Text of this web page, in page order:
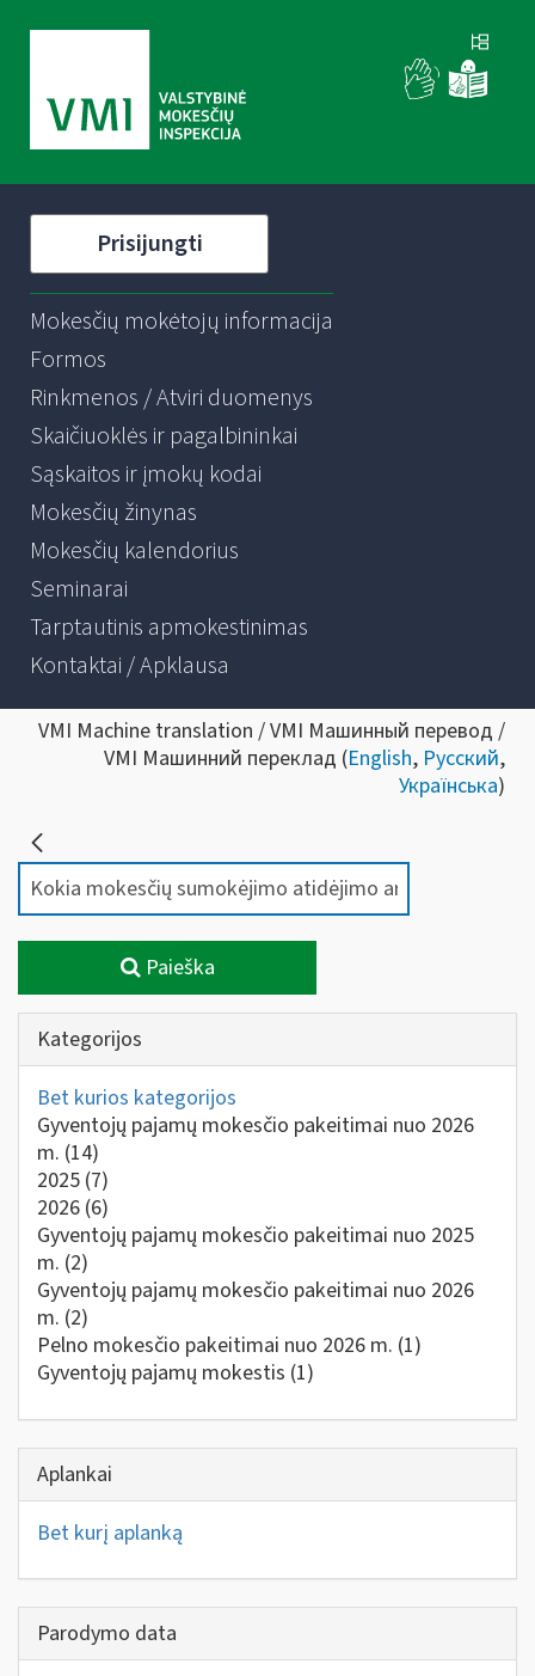
Prisijungti
Mokesčių mokėtojų informacija
Formos
Rinkmenos / Atviri duomenys
Skaičiuoklės ir pagalbininkai
Sąskaitos ir įmokų kodai
Mokesčių žinynas
Mokesčių kalendorius
Seminarai
Tarptautinis apmokestinimas
Kontaktai / Apklausa
VMI Machine translation / VMI Машинный перевод /
VMI Машинний переклад (English, Русский,
Українська)
Paieška
Kategorijos
Bet kurios kategorijos
Gyventojų pajamų mokesčio pakeitimai nuo 2026
m. (14)
2025 (7)
2026 (6)
Gyventojų pajamų mokesčio pakeitimai nuo 2025
m. (2)
Gyventojų pajamų mokesčio pakeitimai nuo 2026
m. (2)
Pelno mokesčio pakeitimai nuo 2026 m. (1)
Gyventojų pajamų mokestis (1)
Aplankai
Bet kurį aplanką
Parodymo data